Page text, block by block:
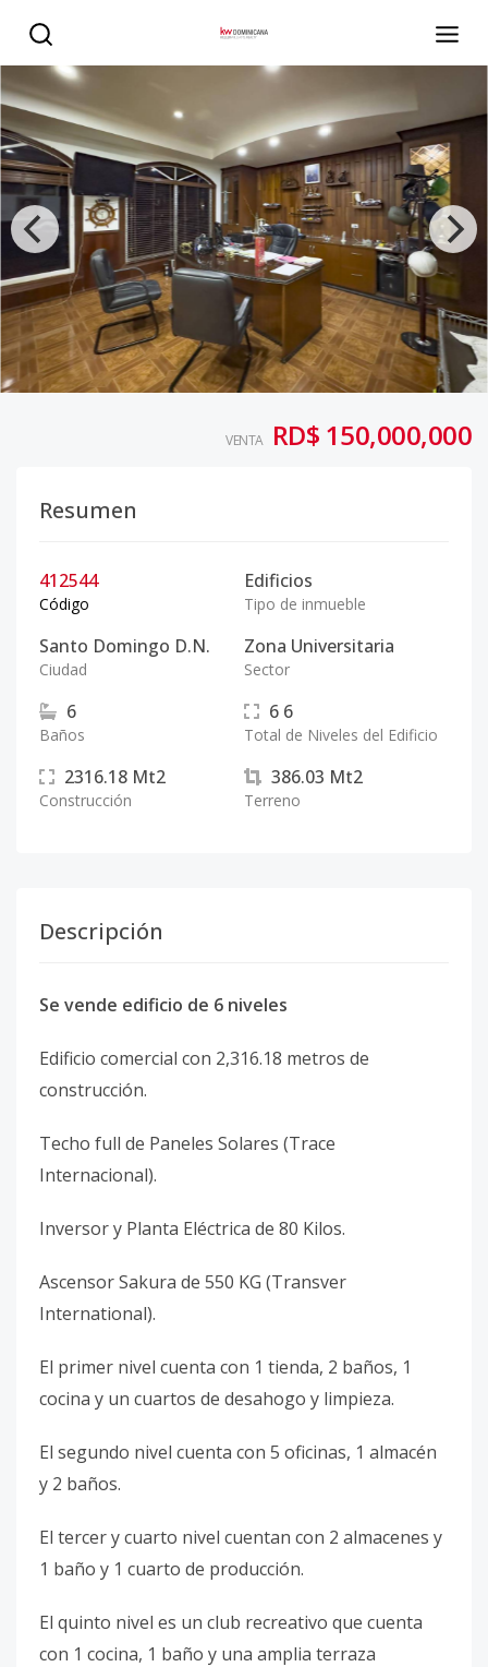
VENTA RD$ 150,000,000
Resumen
412544
Código
Edificios
Tipo de inmueble
Santo Domingo D.N.
Ciudad
Zona Universitaria
Sector
6
Baños
6 6
Total de Niveles del Edificio
2316.18 Mt2
Construcción
386.03 Mt2
Terreno
Descripción
Se vende edificio de 6 niveles
Edificio comercial con 2,316.18 metros de
construcción.
Techo full de Paneles Solares (Trace
Internacional).
Inversor y Planta Eléctrica de 80 Kilos.
Ascensor Sakura de 550 KG (Transver
International).
El primer nivel cuenta con 1 tienda, 2 baños, 1
cocina y un cuartos de desahogo y limpieza.
El segundo nivel cuenta con 5 oficinas, 1 almacén
y 2 baños.
El tercer y cuarto nivel cuentan con 2 almacenes y
1 baño y 1 cuarto de producción.
El quinto nivel es un club recreativo que cuenta
con 1 cocina, 1 baño y una amplia terraza